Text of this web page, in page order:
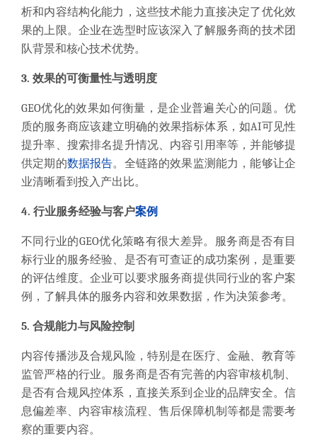
析和内容结构化能力，这些技术能力直接决定了优化效
果的上限。企业在选型时应该深入了解服务商的技术团
队背景和核心技术优势。
3. 效果的可衡量性与透明度
GEO优化的效果如何衡量，是企业普遍关心的问题。优
质的服务商应该建立明确的效果指标体系，如AI可见性
提升率、搜索排名提升情况、内容引用率等，并能够提
供定期的数据报告。全链路的效果监测能力，能够让企
业清晰看到投入产出比。
4. 行业服务经验与客户案例
不同行业的GEO优化策略有很大差异。服务商是否有目
标行业的服务经验、是否有可查证的成功案例，是重要
的评估维度。企业可以要求服务商提供同行业的客户案
例，了解具体的服务内容和效果数据，作为决策参考。
5. 合规能力与风险控制
内容传播涉及合规风险，特别是在医疗、金融、教育等
监管严格的行业。服务商是否有完善的内容审核机制、
是否有合规风控体系，直接关系到企业的品牌安全。信
息偏差率、内容审核流程、售后保障机制等都是需要考
察的重要内容。